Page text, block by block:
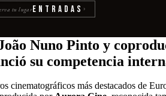
tu lugarEntradas ›
Nuno Pinto y
su competencia
cinematográficos más destacados de